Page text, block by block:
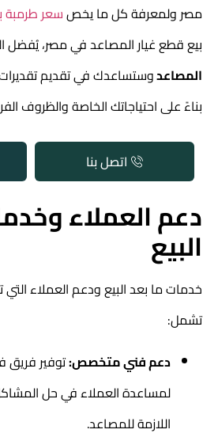
مصر ولمعرفة كل ما يخصسعر طرمبة
بيع قطع غيار المصاعد في مصر، يُفضل
المصاعدوستساعدك في تقديم تقديرات
بناءً على احتياجاتك الخاصة والظروف
اتصل بنا
دعم العملاء
البيع
خدمات ما بعد البيع ودعم العملاء
تشمل:
دعم فني متخصص:توفير فريق
لمساعدة العملاء في حل المشاكل
اللازمة للمصاعد.